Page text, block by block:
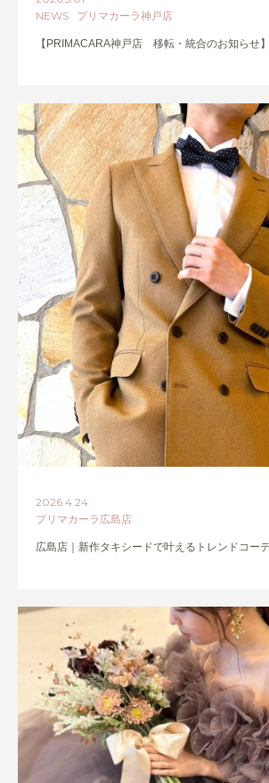
NEWS プリマカーラ神戸店
【PRIMACARA神戸店 移転・統合のお知らせ】
2026.4.24
プリマカーラ広島店
広島店｜新作タキシードで叶えるトレンドコー